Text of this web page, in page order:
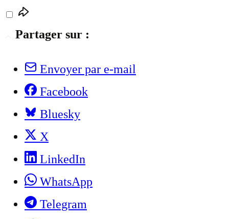
Partager sur :
Envoyer par e-mail
Facebook
Bluesky
X
LinkedIn
WhatsApp
Telegram